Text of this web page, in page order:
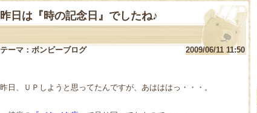
昨日は『時の記念日』でしたね♪
テーマ： ボンビーブログ 2009/06/11 11:50
昨日、ＵＰしようと思ってたんですが、あはははっ・・・。